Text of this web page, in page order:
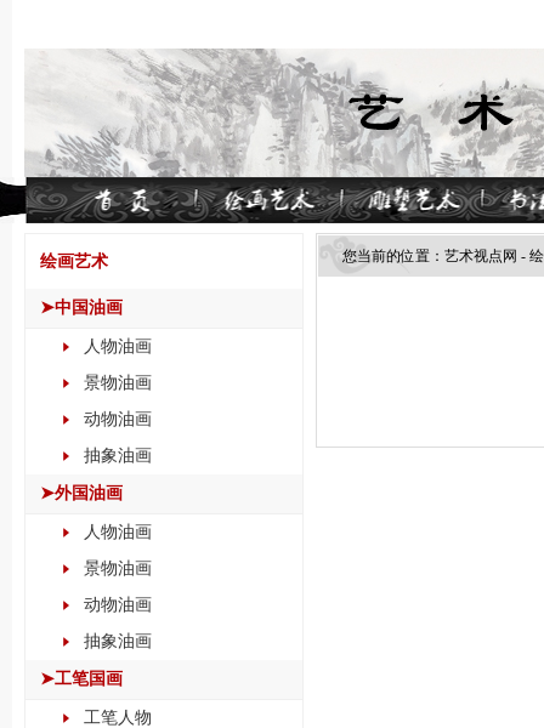
绘画艺术
➤中国油画
人物油画
景物油画
动物油画
抽象油画
➤外国油画
人物油画
景物油画
动物油画
抽象油画
➤工笔国画
工笔人物
您当前的位置： 艺术视点网 -